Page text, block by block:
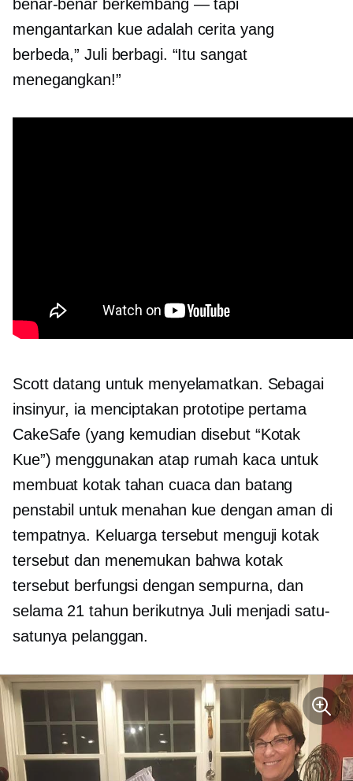
benar-benar berkembang — tapi
mengantarkan kue adalah cerita yang
berbeda,” Juli berbagi. “Itu sangat
menegangkan!”
Scott datang untuk menyelamatkan. Sebagai
insinyur, ia menciptakan prototipe pertama
CakeSafe (yang kemudian disebut “Kotak
Kue”) menggunakan atap rumah kaca untuk
membuat kotak tahan cuaca dan batang
penstabil untuk menahan kue dengan aman di
tempatnya. Keluarga tersebut menguji kotak
tersebut dan menemukan bahwa kotak
tersebut berfungsi dengan sempurna, dan
selama 21 tahun berikutnya Juli menjadi satu-
satunya pelanggan.